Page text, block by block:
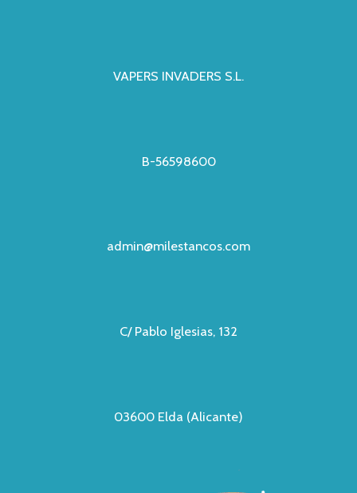
VAPERS INVADERS S.L.
B-56598600
admin@milestancos.com
C/ Pablo Iglesias, 132
03600 Elda (Alicante)